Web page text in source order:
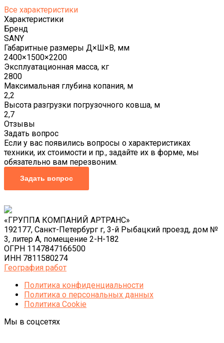
Все характеристики
Характеристики
Бренд
SANY
Габаритные размеры Д×Ш×В, мм
2400×1500×2200
Эксплуатационная масса, кг
2800
Максимальная глубина копания, м
2,2
Высота разгрузки погрузочного ковша, м
2,7
Отзывы
Задать вопрос
Если у вас появились вопросы о характеристиках
техники, их стоимости и пр., задайте их в форме, мы
обязательно вам перезвоним.
Задать вопрос
«ГРУППА КОМПАНИЙ АРТРАНС»
192177, Санкт-Петербург г, 3-й Рыбацкий проезд, дом №
3, литер А, помещение 2-Н-182
ОГРН 1147847166500
ИНН 7811580274
География работ
Политика конфиденциальности
Политика o персональных данных
Политика Cookie
Мы в соцсетях